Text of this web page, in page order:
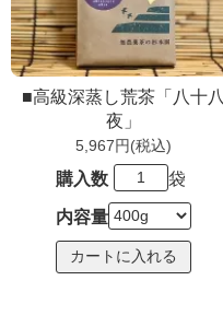
■高級深蒸し荒茶「八十八
夜」
5,967円(税込)
購入数 袋
内容量